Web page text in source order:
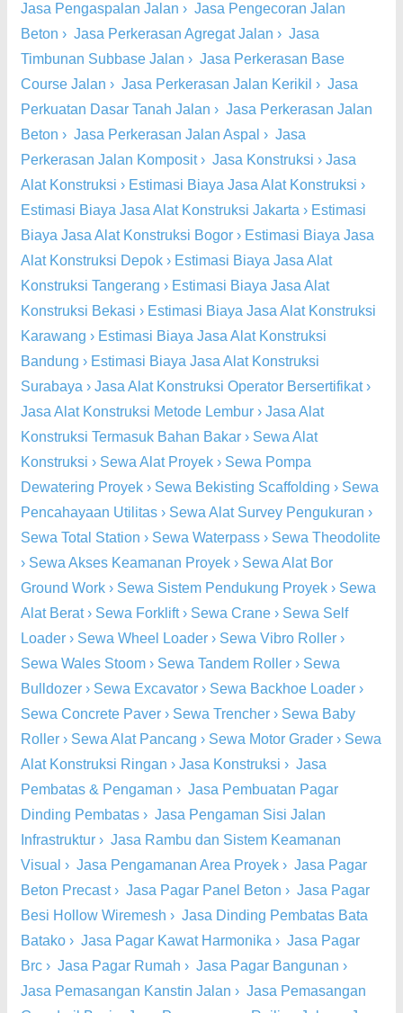
Jasa Pengaspalan Jalan › Jasa Pengecoran Jalan
Beton › Jasa Perkerasan Agregat Jalan › Jasa
Timbunan Subbase Jalan › Jasa Perkerasan Base
Course Jalan › Jasa Perkerasan Jalan Kerikil › Jasa
Perkuatan Dasar Tanah Jalan › Jasa Perkerasan Jalan
Beton › Jasa Perkerasan Jalan Aspal › Jasa
Perkerasan Jalan Komposit› Jasa Konstruksi › Jasa
Alat Konstruksi › Estimasi Biaya Jasa Alat Konstruksi ›
Estimasi Biaya Jasa Alat Konstruksi Jakarta › Estimasi
Biaya Jasa Alat Konstruksi Bogor › Estimasi Biaya Jasa
Alat Konstruksi Depok › Estimasi Biaya Jasa Alat
Konstruksi Tangerang › Estimasi Biaya Jasa Alat
Konstruksi Bekasi › Estimasi Biaya Jasa Alat Konstruksi
Karawang › Estimasi Biaya Jasa Alat Konstruksi
Bandung › Estimasi Biaya Jasa Alat Konstruksi
Surabaya › Jasa Alat Konstruksi Operator Bersertifikat›
Jasa Alat Konstruksi Metode Lembur › Jasa Alat
Konstruksi Termasuk Bahan Bakar › Sewa Alat
Konstruksi › Sewa Alat Proyek › Sewa Pompa
Dewatering Proyek › Sewa Bekisting Scaffolding › Sewa
Pencahayaan Utilitas › Sewa Alat Survey Pengukuran ›
Sewa Total Station › Sewa Waterpass › Sewa Theodolite
› Sewa Akses Keamanan Proyek › Sewa Alat Bor
Ground Work › Sewa Sistem Pendukung Proyek › Sewa
Alat Berat› Sewa Forklift› Sewa Crane › Sewa Self
Loader › Sewa Wheel Loader › Sewa Vibro Roller ›
Sewa Wales Stoom › Sewa Tandem Roller › Sewa
Bulldozer › Sewa Excavator › Sewa Backhoe Loader ›
Sewa Concrete Paver › Sewa Trencher › Sewa Baby
Roller › Sewa Alat Pancang › Sewa Motor Grader › Sewa
Alat Konstruksi Ringan › Jasa Konstruksi › Jasa
Pembatas & Pengaman › Jasa Pembuatan Pagar
Dinding Pembatas › Jasa Pengaman Sisi Jalan
Infrastruktur › Jasa Rambu dan Sistem Keamanan
Visual › Jasa Pengamanan Area Proyek › Jasa Pagar
Beton Precast› Jasa Pagar Panel Beton › Jasa Pagar
Besi Hollow Wiremesh › Jasa Dinding Pembatas Bata
Batako › Jasa Pagar Kawat Harmonika › Jasa Pagar
Brc › Jasa Pagar Rumah › Jasa Pagar Bangunan ›
Jasa Pemasangan Kanstin Jalan › Jasa Pemasangan